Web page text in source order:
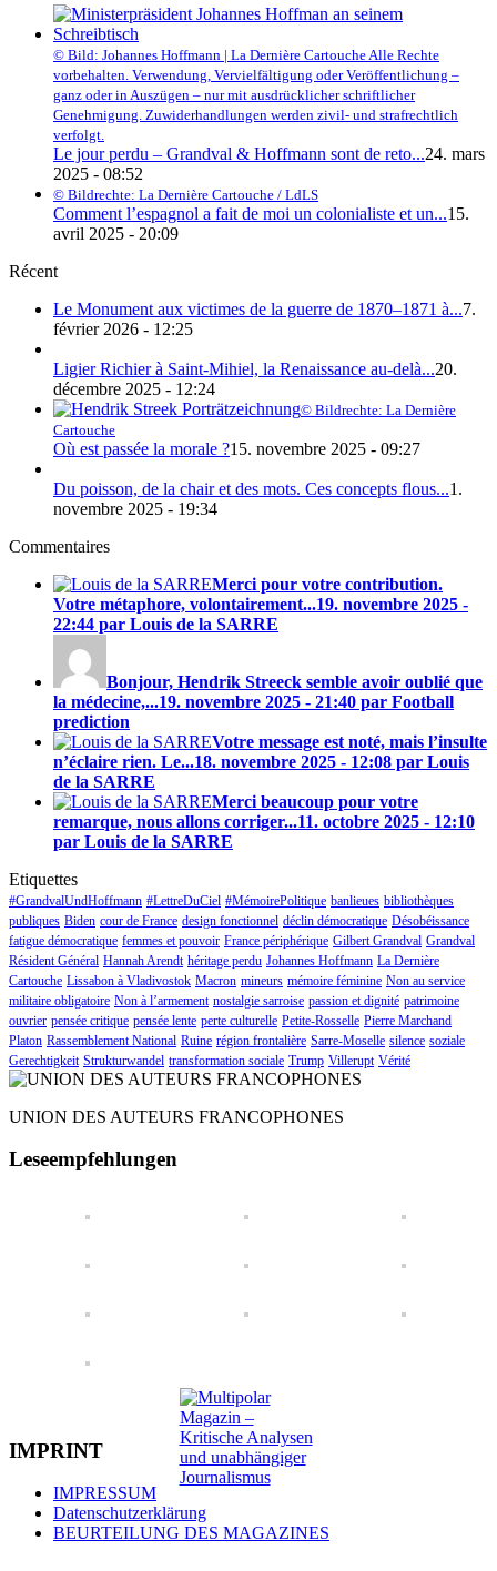
© Bild: Johannes Hoffmann | La Dernière Cartouche Alle Rechte
vorbehalten. Verwendung, Vervielfältigung oder Veröffentlichung –
ganz oder in Auszügen – nur mit ausdrücklicher schriftlicher
Genehmigung. Zuwiderhandlungen werden zivil- und strafrechtlich
verfolgt.
Le jour perdu – Grandval & Hoffmann sont de reto...24. mars
2025 - 08:52
© Bildrechte: La Dernière Cartouche / LdLS
Comment l’espagnol a fait de moi un colonialiste et un...15.
avril 2025 - 20:09
Récent
Le Monument aux victimes de la guerre de 1870–1871 à...7.
février 2026 - 12:25
Ligier Richier à Saint-Mihiel, la Renaissance au-delà...20.
décembre 2025 - 12:24
© Bildrechte: La Dernière
Cartouche
Où est passée la morale ?15. novembre 2025 - 09:27
Du poisson, de la chair et des mots. Ces concepts flous...1.
novembre 2025 - 19:34
Commentaires
Merci pour votre contribution.
Votre métaphore, volontairement...19. novembre 2025 -
22:44 par Louis de la SARRE
Bonjour, Hendrik Streeck semble avoir oublié que
la médecine,...19. novembre 2025 - 21:40 par Football
prediction
Votre message est noté, mais l’insulte
n’éclaire rien. Le...18. novembre 2025 - 12:08 par Louis
de la SARRE
Merci beaucoup pour votre
remarque, nous allons corriger...11. octobre 2025 - 12:10
par Louis de la SARRE
Etiquettes
#GrandvalUndHoffmann #LettreDuCiel #MémoirePolitique banlieues bibliothèques
publiques Biden cour de France design fonctionnel déclin démocratique Désobéissance
fatigue démocratique femmes et pouvoir France périphérique Gilbert Grandval Grandval
Résident Général Hannah Arendt héritage perdu Johannes Hoffmann La Dernière
Cartouche Lissabon à Vladivostok Macron mineurs mémoire féminine Non au service
militaire obligatoire Non à l’armement nostalgie sarroise passion et dignité patrimoine
ouvrier pensée critique pensée lente perte culturelle Petite-Rosselle Pierre Marchand
Platon Rassemblement National Ruine région frontalière Sarre-Moselle silence soziale
Gerechtigkeit Strukturwandel transformation sociale Trump Villerupt Vérité
UNION DES AUTEURS FRANCOPHONES
Leseempfehlungen
IMPRINT
IMPRESSUM
Datenschutzerklärung
BEURTEILUNG DES MAGAZINES